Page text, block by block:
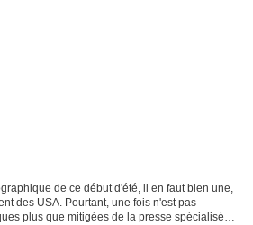
de ce début d'été, il en faut bien une,
des USA. Pourtant, une fois n'est pas
plus que mitigées de la presse spécialisée,